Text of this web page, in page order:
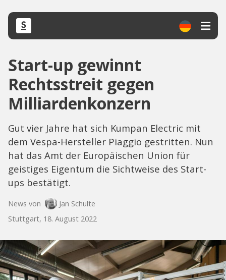
Start-up gewinnt
Rechtsstreit gegen
Milliardenkonzern
Gut vier Jahre hat sich Kumpan Electric mit
dem Vespa-Hersteller Piaggio gestritten. Nun
hat das Amt der Europäischen Union für
geistiges Eigentum die Sichtweise des Start-
ups bestätigt.
News von
Jan Schulte
Stuttgart, 18. August 2022